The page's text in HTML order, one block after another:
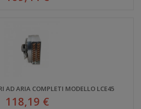
AD ARIA COMPLETI MODELLO LCE45
118,19 €